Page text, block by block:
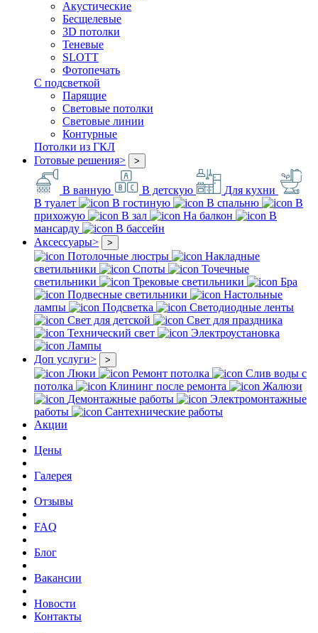
Акустические
Бесщелевые
3D потолки
Теневые
SLOTT
Фотопечать
С подсветкой
Парящие
Световые потолки
Световые линии
Контурные
Потолки из ГКЛ
Готовые решения> >
В ванную В детскую
Для кухни
В туалет
В гостиную В спальню
В
прихожую
В зал На балкон
В
мансарду
В бассейн
Аксессуары> >
Потолочные люстры
Накладные
светильники
Споты
Точечные
светильники
Трековые светильники
Бра
Подвесные светильники
Настольные
лампы
Подсветка
Светодиодные ленты
Свет для детской
Свет для праздника
Технический свет
Электроустановка
Лампы
Доп услуги> >
Люки Ремонт потолка
Слив воды с
потолка
Клининг после ремонта
Жалюзи
Демонтажные работы
Электромонтажные
работы
Сантехнические работы
Акции
Цены
Галерея
Отзывы
FAQ
Блог
Вакансии
Новости
Контакты